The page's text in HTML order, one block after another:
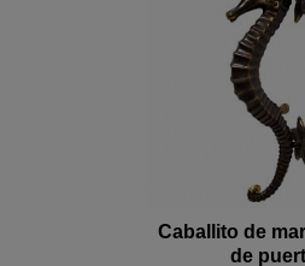
Caballito de
de